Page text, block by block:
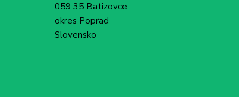
059 35 Batizovce
okres Poprad
Slovensko